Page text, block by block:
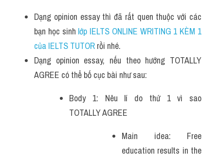
Dạng opinion essay thì đã rất quen thuộc với các
bạn học sinh lớp IELTS ONLINE WRITING 1 KÈM 1
của IELTS TUTOR rồi nhé.
Dạng opinion essay, nếu theo hướng TOTALLY
AGREE có thể bố cục bài như sau:
Body 1: Nêu lí do thứ 1 vì sao
TOTALLY AGREE
Main idea: Free
education results in the